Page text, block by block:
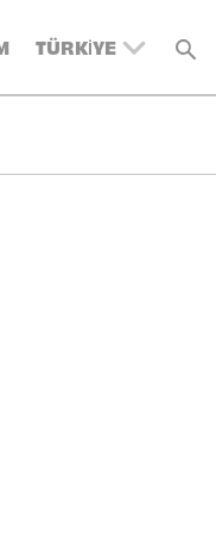
TÜRKIYE
UNITED KINGDOM
SWITZERLAND